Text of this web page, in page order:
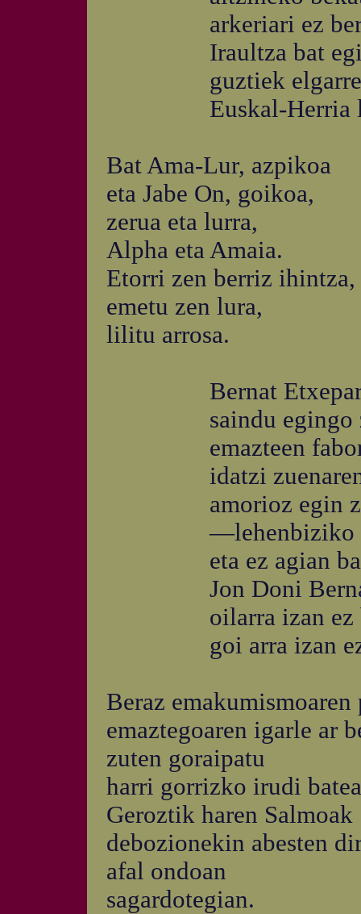
arkeriari ez
Iraultza bat egin
guztiek
Euskal-Herria
Bat Ama-Lur, azpikoa
eta Jabe On, goikoa,
zerua eta lurra,
Alpha eta Amaia.
Etorri zen berriz ihintza,
emetu zen lura,
lilitu arrosa.
Bernat
saindu egingo
emazteen fabore
idatzi zuenaren
amorioz egin
—lehenbiziko
eta ez agian
Jon Doni Bernat
oilarra izan ez
goi arra izan ez
Beraz emakumismoaren
emaztegoaren igarle ar
zuten goraipatu
harri gorrizko irudi
Geroztik haren Salmoak
debozionekin abesten
afal ondoan
sagardotegian.